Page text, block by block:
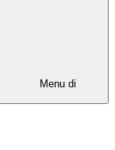
Menu di